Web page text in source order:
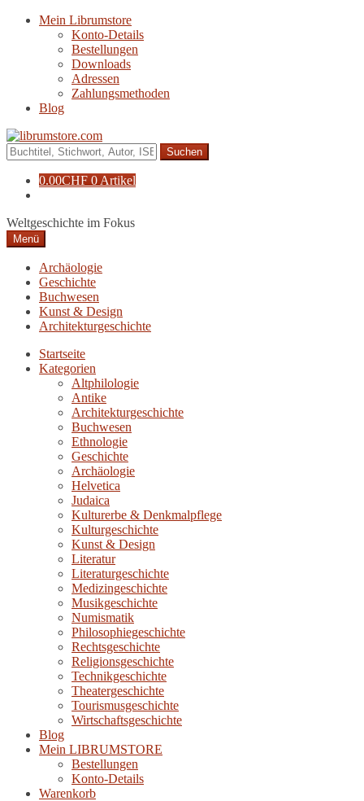
Navigation
Zum
Mein Librumstore
Konto-Details
Bestellungen
Downloads
Adressen
Zahlungsmethoden
Blog
Suche
nach:
0.00CHF 0 Artikel
Weltgeschichte im Fokus
Menü
Archäologie
Geschichte
Buchwesen
Kunst & Design
Architekturgeschichte
Startseite
Kategorien
Altphilologie
Antike
Architekturgeschichte
Buchwesen
Ethnologie
Geschichte
Archäologie
Helvetica
Judaica
Kulturerbe & Denkmalpflege
Kulturgeschichte
Kunst & Design
Literatur
Literaturgeschichte
Medizingeschichte
Musikgeschichte
Numismatik
Philosophiegeschichte
Rechtsgeschichte
Religionsgeschichte
Technikgeschichte
Theatergeschichte
Tourismusgeschichte
Wirtschaftsgeschichte
Blog
Mein LIBRUMSTORE
Bestellungen
Konto-Details
Warenkorb